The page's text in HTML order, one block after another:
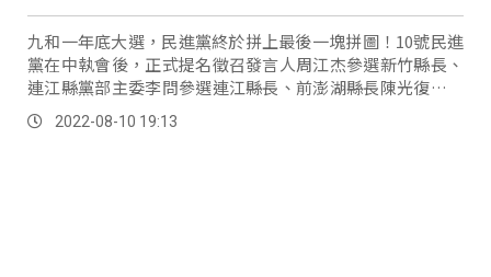
九和一年底大選，民進黨終於拼上最後一塊拼圖！10號民進
黨在中執會後，正式提名徵召發言人周江杰參選新竹縣長、
連江縣黨部主委李問參選連江縣長、前澎湖縣長陳光復為澎
湖縣長參選人，而總統蔡英文也提到，近幾年因為疫情影響
全球經濟脈動，台灣能在逆境中穩健成長，除了全民團結
2022-08-10 19:13